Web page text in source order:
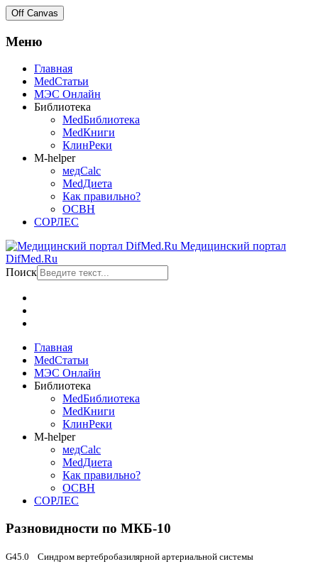
Off Canvas
Меню
Главная
MedСтатьи
МЭС Онлайн
Библиотека
MedБиблиотека
MedКниги
КлинРеки
M-helper
медCalc
MedДиета
Как правильно?
ОСВН
СОРЛЕС
Медицинский портал
DifMed.Ru
Поиск
Главная
MedСтатьи
МЭС Онлайн
Библиотека
MedБиблиотека
MedКниги
КлинРеки
M-helper
медCalc
MedДиета
Как правильно?
ОСВН
СОРЛЕС
Разновидности по МКБ-10
G45.0 Синдром вертебробазилярной артериальной системы